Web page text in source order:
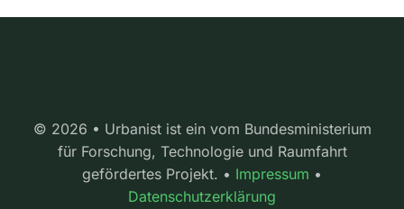
© 2026 • Urbanist ist ein vom Bundesministerium
für Forschung, Technologie und Raumfahrt
gefördertes Projekt. • Impressum •
Datenschutzerklärung